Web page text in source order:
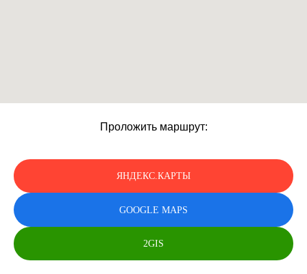
Проложить маршрут:
ЯНДЕКС.КАРТЫ
GOOGLE MAPS
2GIS